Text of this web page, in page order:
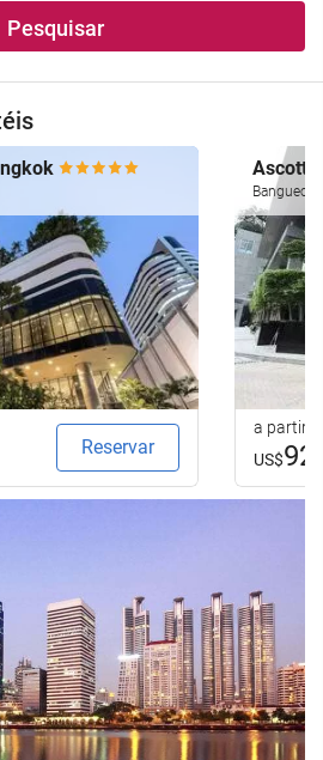
Pesquisar
Reservar
Ascott
a partir
US$92